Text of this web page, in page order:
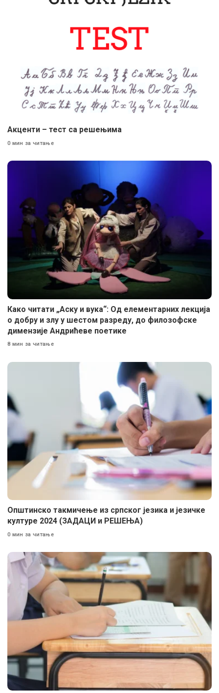
Акценти – тест са решењима
0 мин за читање
Како читати „Аску и вука“: Од елементарних лекција
о добру и злу у шестом разреду, до филозофске
димензије Андрићеве поетике
8 мин за читање
Општинско такмичење из српског језика и језичке
културе 2024 (ЗАДАЦИ и РЕШЕЊА)
0 мин за читање